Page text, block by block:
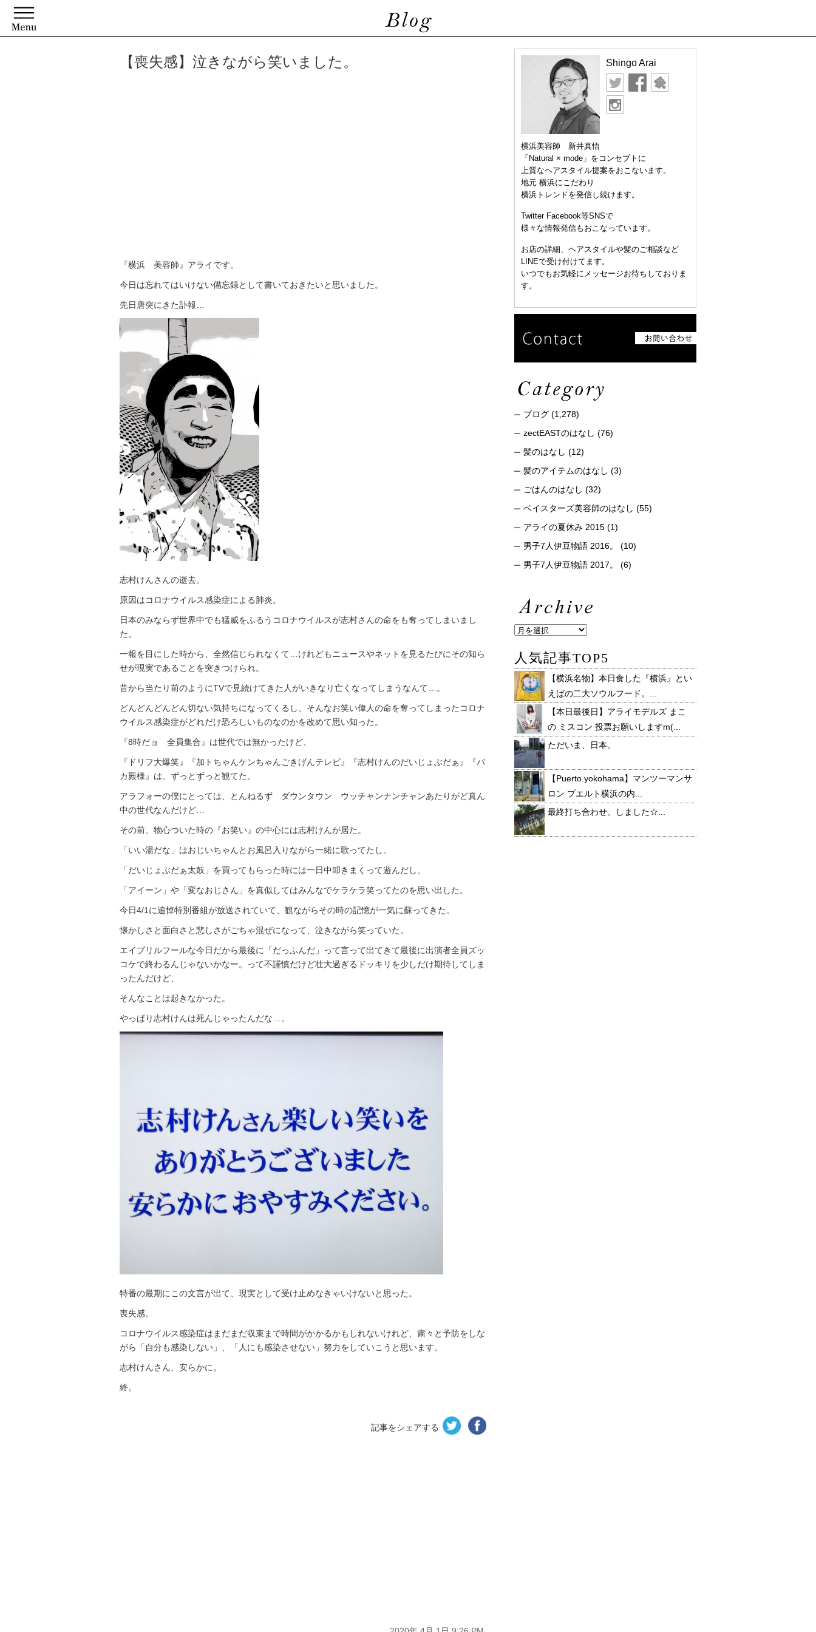
【喪失感】泣きながら笑いました。
『横浜 美容師』アライです。
今日は忘れてはいけない備忘録として書いておきたいと思いました。
先日唐突にきた訃報…
志村けんさんの逝去。
原因はコロナウイルス感染症による肺炎。
日本のみならず世界中でも猛威をふるうコロナウイルスが志村さんの命をも奪ってしまいまし
た。
一報を目にした時から、全然信じられなくて…けれどもニュースやネットを見るたびにその知ら
せが現実であることを突きつけられ。
昔から当たり前のようにTVで見続けてきた人がいきなり亡くなってしまうなんて…。
どんどんどんどん切ない気持ちになってくるし、そんなお笑い偉人の命を奪ってしまったコロナ
ウイルス感染症がどれだけ恐ろしいものなのかを改めて思い知った。
『8時だョ 全員集合』は世代では無かったけど、
『ドリフ大爆笑』『加トちゃんケンちゃんごきげんテレビ』『志村けんのだいじょぶだぁ』『バ
カ殿様』は、ずっとずっと観てた。
アラフォーの僕にとっては、とんねるず ダウンタウン ウッチャンナンチャンあたりがど真ん
中の世代なんだけど…
その前、物心ついた時の『お笑い』の中心には志村けんが居た。
「いい湯だな」はおじいちゃんとお風呂入りながら一緒に歌ってたし、
「だいじょぶだぁ太鼓」を買ってもらった時には一日中叩きまくって遊んだし、
「アイーン」や「変なおじさん」を真似してはみんなでケラケラ笑ってたのを思い出した。
今日4/1に追悼特別番組が放送されていて、観ながらその時の記憶が一気に蘇ってきた。
懐かしさと面白さと悲しさがごちゃ混ぜになって、泣きながら笑っていた。
エイプリルフールな今日だから最後に「だっふんだ」って言って出てきて最後に出演者全員ズッ
コケで終わるんじゃないかなー。って不謹慎だけど壮大過ぎるドッキリを少しだけ期待してしま
ったんだけど、
そんなことは起きなかった。
やっぱり志村けんは死んじゃったんだな…。
特番の最期にこの文言が出て、現実として受け止めなきゃいけないと思った。
喪失感。
コロナウイルス感染症はまだまだ収束まで時間がかかるかもしれないけれど、粛々と予防をしな
がら「自分も感染しない」、「人にも感染させない」努力をしていこうと思います。
志村けんさん、安らかに。
終。
記事をシェアする
Shingo Arai
横浜美容師 新井真悟
「Natural × mode」をコンセプトに
上質なヘアスタイル提案をおこないます。
地元 横浜にこだわり
横浜トレンドを発信し続けます。
Twitter Facebook等SNSで
様々な情報発信もおこなっています。
お店の詳細、ヘアスタイルや髪のご相談など
LINEで受け付けてます。
いつでもお気軽にメッセージお待ちしておりま
す。
ブログ (1,278)
zectEASTのはなし (76)
髪のはなし (12)
髪のアイテムのはなし (3)
ごはんのはなし (32)
ベイスターズ美容師のはなし (55)
アライの夏休み 2015 (1)
男子7人伊豆物語 2016。
(10)
男子7人伊豆物語 2017。
(6)
人気記事TOP5
【横浜名物】本日食した『横浜』とい
えばの二大ソウルフード。...
【本日最後日】アライモデルズ まこ
の ミスコン 投票お願いしますm(...
ただいま、日本。
【Puerto.yokohama】マンツーマンサ
ロン プエルト横浜の内...
最終打ち合わせ、しました☆...